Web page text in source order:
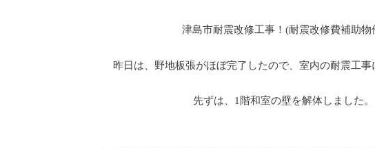
津島市耐震改修工事！(耐震改修費補助物
昨日は、野地板張がほぼ完了したので、室内の耐震工事
先ずは、1階和室の壁を解体しました。